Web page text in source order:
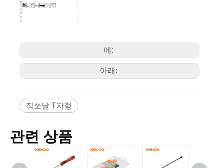
품
아
이
콘
포
장
품
MW, 금속용
에:
아래:
직쏘날 T자형
관련 상품